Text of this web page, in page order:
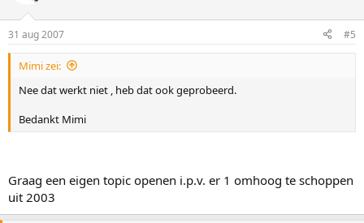
31 aug 2007 #5
Mimi zei:
Nee dat werkt niet , heb dat ook geprobeerd.
Bedankt Mimi
Graag een eigen topic openen i.p.v. er 1 omhoog te schoppen
uit 2003